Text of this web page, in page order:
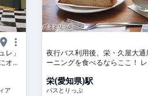
レ」
オー
ア
夜行バス利用後、栄・久屋大通
ーニングを食べるならここ！
介
栄(愛知県)駅
バスとりっぷ